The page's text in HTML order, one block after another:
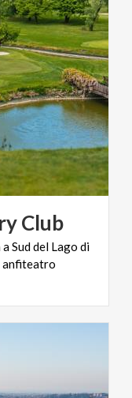
Club
Sud del Lago di
anfiteatro